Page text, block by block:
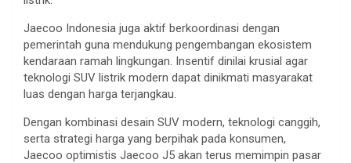
Jaecoo Indonesia juga aktif berkoordinasi dengan
pemerintah guna mendukung pengembangan ekosistem
kendaraan ramah lingkungan. Insentif dinilai krusial agar
teknologi SUV listrik modern dapat dinikmati masyarakat
luas dengan harga terjangkau.
Dengan kombinasi desain SUV modern, teknologi canggih,
serta strategi harga yang berpihak pada konsumen,
Jaecoo optimistis Jaecoo J5 akan terus memimpin pasar